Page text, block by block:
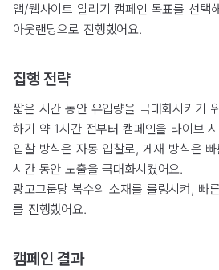
앱/웹사이트 알리기 캠페인 목표를 선택
아웃랜딩으로 진행했어요.
집행 전략
짧은 시간 동안 유입량을 극대화시키기
하기 약 1시간 전부터 캠페인을 라이브
입찰 방식은 자동 입찰로, 게재 방식은
시간 동안 노출을 극대화시켰어요.
광고그룹당 복수의 소재를 롤링시켜, 빠
를 진행했어요.
캠페인 결과